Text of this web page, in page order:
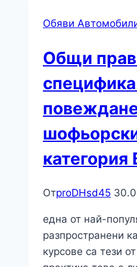
Обяви
Общи
категория
ОтproDHsd45
една от най-
разпространени
курсове са тези